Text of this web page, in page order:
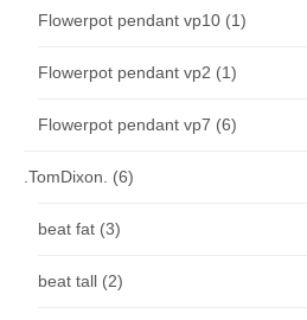
Flowerpot pendant vp10 (1)
Flowerpot pendant vp2 (1)
Flowerpot pendant vp7 (6)
.TomDixon. (6)
beat fat (3)
beat tall (2)